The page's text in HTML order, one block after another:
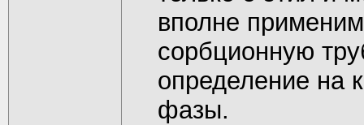
вполне
сорбционную
определение на
фазы.